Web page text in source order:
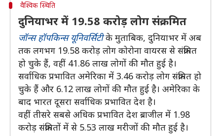
वैश्विक स्थिति
दुनियाभर में 19.58 करोड़ लोग संक्रमित
जॉन्स हॉपकिन्स यूनिवर्सिटीके मुताबिक, दुनियाभर में अब
तक लगभग 19.58 करोड़ लोग कोरोना वायरस से संक्रमित
हो चुके हैं, वहीं 41.86 लाख लोगों की मौत हुई है।
सर्वाधिक प्रभावित अमेरिका में 3.46 करोड़ लोग संक्रमित हो
चुके हैं और 6.12 लाख लोगों की मौत हुई है। अमेरिका के
बाद भारत दूसरा सर्वाधिक प्रभावित देश है।
वहीं तीसरे सबसे अधिक प्रभावित देश ब्राजील में 1.98
करोड़ संक्रमितों में से 5.53 लाख मरीजों की मौत हुई है।